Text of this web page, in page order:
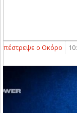
ο Οκόρο 10:15